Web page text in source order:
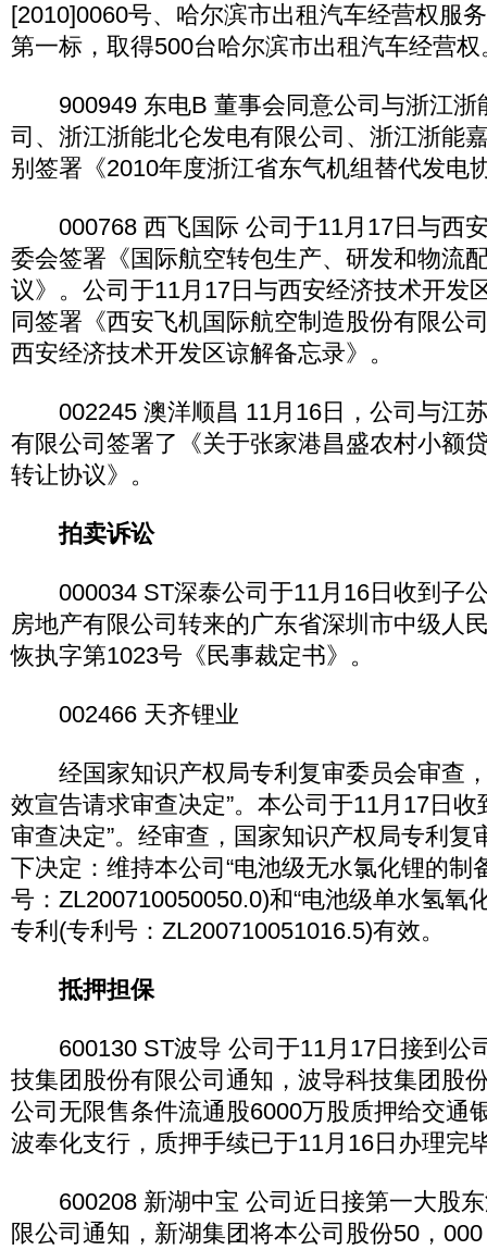
[2010]0060号、哈尔滨市出租汽车经营权服
第一标，取得500台哈尔滨市出租汽车经营权
900949 东电B 董事会同意公司与浙江浙
司、浙江浙能北仑发电有限公司、浙江浙能
别签署《2010年度浙江省东气机组替代发电
000768 西飞国际 公司于11月17日与西
委会签署《国际航空转包生产、研发和物流
议》。公司于11月17日与西安经济技术开发
同签署《西安飞机国际航空制造股份有限公
西安经济技术开发区谅解备忘录》。
002245 澳洋顺昌 11月16日，公司与江
有限公司签署了《关于张家港昌盛农村小额
转让协议》。
拍卖诉讼
000034 ST深泰公司于11月16日收到子
房地产有限公司转来的广东省深圳市中级人
恢执字第1023号《民事裁定书》。
002466 天齐锂业
经国家知识产权局专利复审委员会审查，
效宣告请求审查决定”。本公司于11月17日收
审查决定”。经审查，国家知识产权局专利复
下决定：维持本公司“电池级无水氯化锂的制
号：ZL200710050050.0)和“电池级单水氢氧
专利(专利号：ZL200710051016.5)有效。
抵押担保
600130 ST波导 公司于11月17日接到公
技集团股份有限公司通知，波导科技集团股
公司无限售条件流通股6000万股质押给交通
波奉化支行，质押手续已于11月16日办理完
600208 新湖中宝 公司近日接第一大股东
限公司通知，新湖集团将本公司股份50，